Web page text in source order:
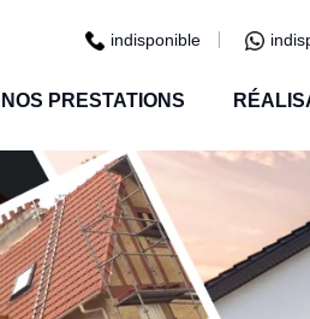
indisponible
NOS PRESTATIONS